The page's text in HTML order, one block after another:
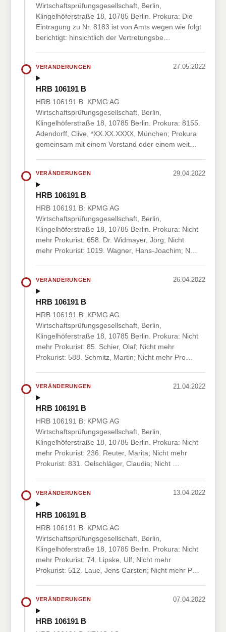
Wirtschaftsprüfungsgesellschaft, Berlin,
Klingelhöferstraße 18, 10785 Berlin. Prokura: Die
Eintragung zu Nr. 8183 ist von Amts wegen wie folgt
berichtigt: hinsichtlich der Vertretungsbe…
VERÄNDERUNGEN 27.05.2022
HRB 106191 B
HRB 106191 B: KPMG AG
Wirtschaftsprüfungsgesellschaft, Berlin,
Klingelhöferstraße 18, 10785 Berlin. Prokura: 8155.
Adendorff, Clive, *XX.XX.XXXX, München; Prokura
gemeinsam mit einem Vorstand oder einem weit…
VERÄNDERUNGEN 29.04.2022
HRB 106191 B
HRB 106191 B: KPMG AG
Wirtschaftsprüfungsgesellschaft, Berlin,
Klingelhöferstraße 18, 10785 Berlin. Prokura: Nicht
mehr Prokurist: 658. Dr. Widmayer, Jörg; Nicht
mehr Prokurist: 1019. Wagner, Hans-Joachim; N…
VERÄNDERUNGEN 26.04.2022
HRB 106191 B
HRB 106191 B: KPMG AG
Wirtschaftsprüfungsgesellschaft, Berlin,
Klingelhöferstraße 18, 10785 Berlin. Prokura: Nicht
mehr Prokurist: 85. Schier, Olaf; Nicht mehr
Prokurist: 588. Schmitz, Martin; Nicht mehr Pro…
VERÄNDERUNGEN 21.04.2022
HRB 106191 B
HRB 106191 B: KPMG AG
Wirtschaftsprüfungsgesellschaft, Berlin,
Klingelhöferstraße 18, 10785 Berlin. Prokura: Nicht
mehr Prokurist: 236. Reuter, Marita; Nicht mehr
Prokurist: 831. Oelschläger, Claudia; Nicht …
VERÄNDERUNGEN 13.04.2022
HRB 106191 B
HRB 106191 B: KPMG AG
Wirtschaftsprüfungsgesellschaft, Berlin,
Klingelhöferstraße 18, 10785 Berlin. Prokura: Nicht
mehr Prokurist: 74. Lipske, Ulf; Nicht mehr
Prokurist: 512. Laue, Jens Carsten; Nicht mehr P…
VERÄNDERUNGEN 07.04.2022
HRB 106191 B